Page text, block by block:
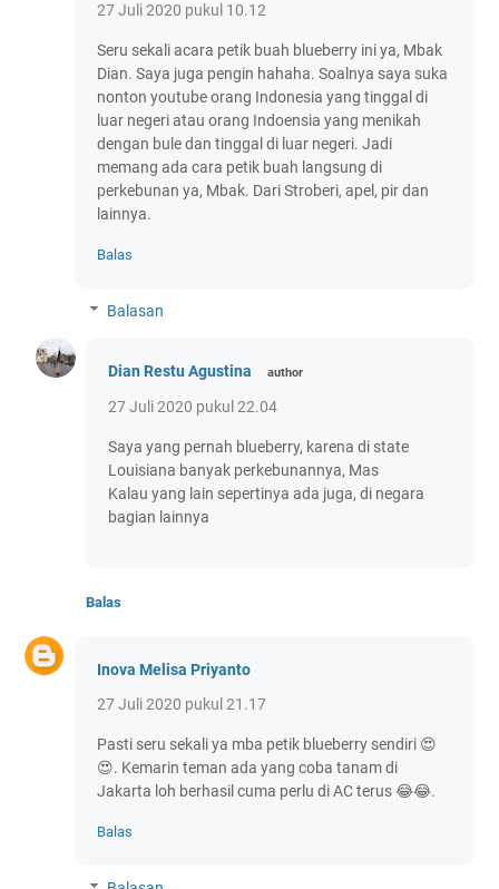
27 Juli 2020 pukul 10.12
Seru sekali acara petik buah blueberry ini ya, Mbak
Dian. Saya juga pengin hahaha. Soalnya saya suka
nonton youtube orang Indonesia yang tinggal di
luar negeri atau orang Indoensia yang menikah
dengan bule dan tinggal di luar negeri. Jadi
memang ada cara petik buah langsung di
perkebunan ya, Mbak. Dari Stroberi, apel, pir dan
lainnya.
Balas
Balasan
Dian Restu Agustina
27 Juli 2020 pukul 22.04
Saya yang pernah blueberry, karena di state
Louisiana banyak perkebunannya, Mas
Kalau yang lain sepertinya ada juga, di negara
bagian lainnya
Balas
Inova Melisa Priyanto
27 Juli 2020 pukul 21.17
Pasti seru sekali ya mba petik blueberry sendiri 😍
😍. Kemarin teman ada yang coba tanam di
Jakarta loh berhasil cuma perlu di AC terus 😂😂.
Balas